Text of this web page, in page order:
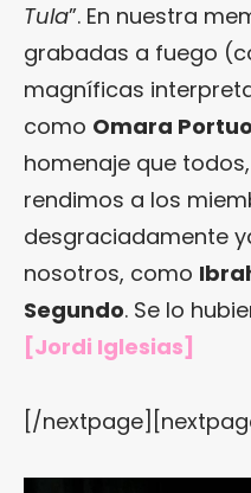
Tula”. En nuestra
grabadas a fuego
magníficas
como Omara
homenaje que
rendimos a los
desgraciadamente
nosotros, como
Segundo. Se lo
[Jordi Iglesias]
[/nextpage][nextpage